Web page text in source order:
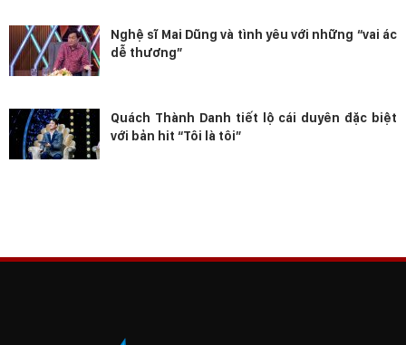
Nghệ sĩ Mai Dũng và tình yêu với những “vai ác
dễ thương”
Quách Thành Danh tiết lộ cái duyên đặc biệt
với bản hit “Tôi là tôi”